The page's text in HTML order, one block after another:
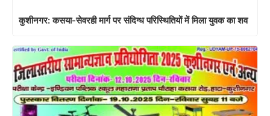
कुशीनगर: कसया-सेवरही मार्ग पर संदिग्ध परिस्थितियों में मिला युवक का शव